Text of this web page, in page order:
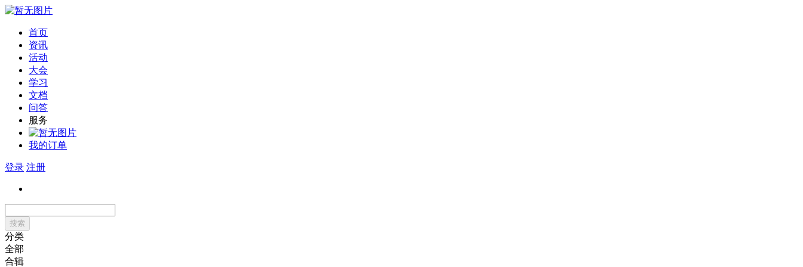
首页
资讯
活动
大会
学习
文档
问答
服务
我的订单
登录 注册
搜索
分类
全部
合辑